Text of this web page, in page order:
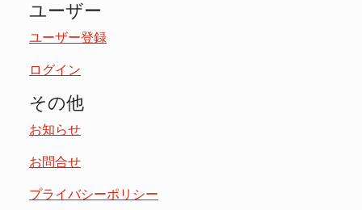
ユーザー
ユーザー登録
ログイン
その他
お知らせ
お問合せ
プライバシーポリシー